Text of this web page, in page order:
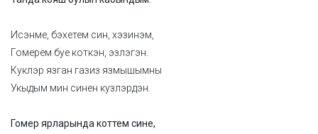
Исэнме, бэхетем син, хэзинэм,
Гомерем буе коткэн, эзлэгэн.
Куклэр язган газиз язмышымны
Укыдым мин синен кузлэрдэн.
Гомер ярларында коттем сине,